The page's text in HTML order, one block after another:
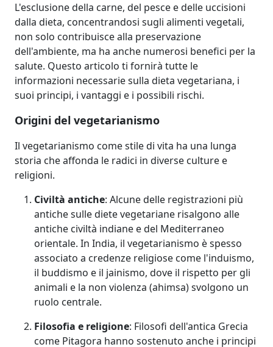
L'esclusione della carne, del pesce e delle uccisioni
dalla dieta, concentrandosi sugli alimenti vegetali,
non solo contribuisce alla preservazione
dell'ambiente, ma ha anche numerosi benefici per la
salute. Questo articolo ti fornirà tutte le
informazioni necessarie sulla dieta vegetariana, i
suoi principi, i vantaggi e i possibili rischi.
Origini del vegetarianismo
Il vegetarianismo come stile di vita ha una lunga
storia che affonda le radici in diverse culture e
religioni.
Civiltà antiche: Alcune delle registrazioni più
antiche sulle diete vegetariane risalgono alle
antiche civiltà indiane e del Mediterraneo
orientale. In India, il vegetarianismo è spesso
associato a credenze religiose come l'induismo,
il buddismo e il jainismo, dove il rispetto per gli
animali e la non violenza (ahimsa) svolgono un
ruolo centrale.
Filosofia e religione: Filosofi dell'antica Grecia
come Pitagora hanno sostenuto anche i principi